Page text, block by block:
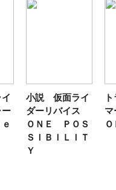
小説 仮面ライ
ダーリバイス
ＯＮＥ ＰＯＳ
ＳＩＢＩＬＩＴ
ト
マ
Ｏ